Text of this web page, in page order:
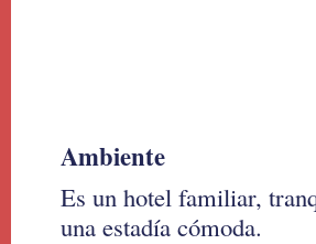
Ambiente
Es un hotel familiar,
una estadía cómoda.